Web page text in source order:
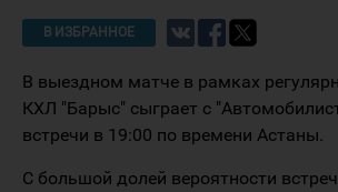
В ИЗБРАННОЕ
В выездном матче в рамках
КХЛ "Барыс" сыграет с
встречи в 19:00 по времени Астаны.
С большой долей вероятности